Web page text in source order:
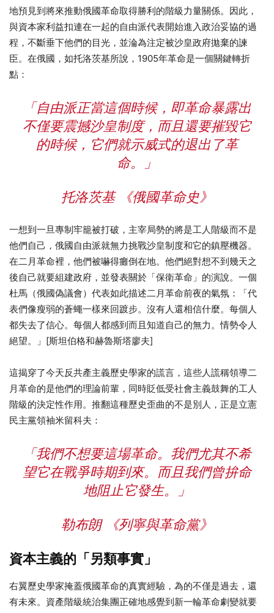
地預見到將來推動俄國革命取得勝利的階級力量關係。因此，
與資本家利益扣連在一起的自由派代表開始進入政治妥協的過
程，不斷垂下他們的目光，並淪為注定被沙皇政府拋棄的諫
臣。在俄國，如托洛茨基所說，1905年革命是一個關鍵轉折
點：
「自由派正當這個時候，即革命暴露出
不僅要震撼沙皇制度，而且還要摧毀它
的時候，它們就示威式的退出了革
命。」
托洛茨基 《俄國革命史》
一想到一旦專制牢籠被打破，主宰局勢的將是工人階級而不是
他們自己，俄國自由派就無力挑戰沙皇制度和它的鎮壓機器。
在二月革命裡，他們被嚇得癱倒在地。他們絕對想不到幾天之
後自己就要組建政府，並發表關於「保衛革命」的演說。一個
杜馬（俄國偽議會）代表如此描述二月革命前夜的氣氛：「代
表們像瘦弱的蒼蠅一樣來回踱步。沒有人還相信什麼。每個人
都失去了信心。每個人都感到而且知道自己的無力。情勢令人
絕望。」[斯坦伯格和赫魯斯塔廖夫]
這揭穿了今天反共產主義歷史學家的謊言，這些人謊稱領導二
月革命的是他們的理論前輩，同時貶低受社會主義鼓舞的工人
階級的決定性作用。推翻這種歷史歪曲的不是別人，正是立憲
民主黨領袖米留科夫：
「我們不想要這場革命。我們尤其不希
望它在戰爭時期到來。而且我們曾拚命
地阻止它發生。」
勒布朗 《列寧與革命黨》
資本主義的「另類事實」
右翼歷史學家掩蓋俄國革命的真實經驗，為的不僅是過去，還
有未來。資產階級統治集團正確地感覺到新一輪革命劇變就要